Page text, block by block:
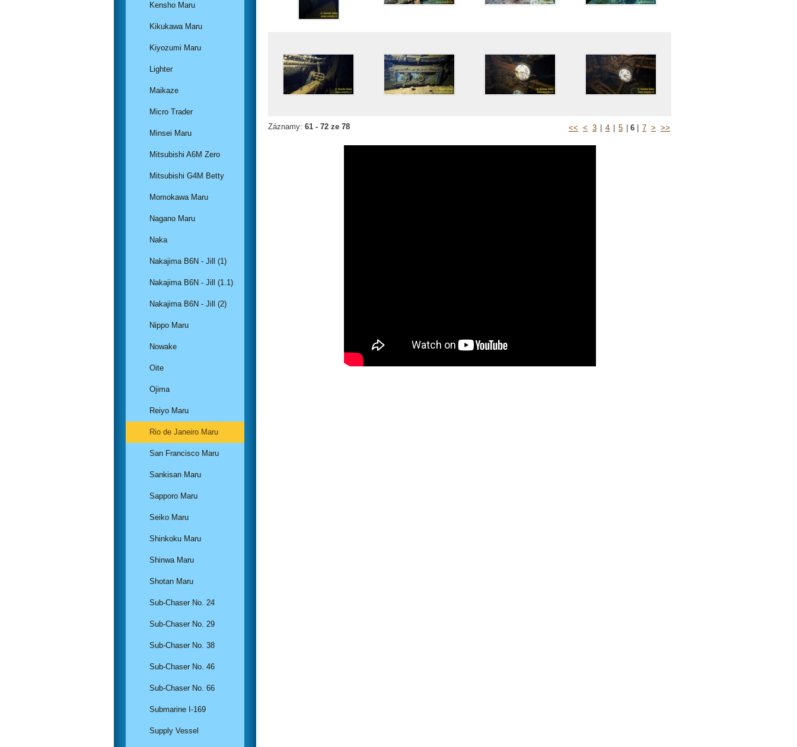
Záznamy: 61 - 72 ze 78 << < 3 4 5 6 7 > >>
Kensho Maru
Kikukawa Maru
Kiyozumi Maru
Lighter
Maikaze
Micro Trader
Minsei Maru
Mitsubishi A6M Zero
Mitsubishi G4M Betty
Momokawa Maru
Nagano Maru
Naka
Nakajima B6N - Jill (1)
Nakajima B6N - Jill (1.1)
Nakajima B6N - Jill (2)
Nippo Maru
Nowake
Oite
Ojima
Reiyo Maru
Rio de Janeiro Maru
San Francisco Maru
Sankisan Maru
Sapporo Maru
Seiko Maru
Shinkoku Maru
Shinwa Maru
Shotan Maru
Sub-Chaser No. 24
Sub-Chaser No. 29
Sub-Chaser No. 38
Sub-Chaser No. 46
Sub-Chaser No. 66
Submarine I-169
Supply Vessel